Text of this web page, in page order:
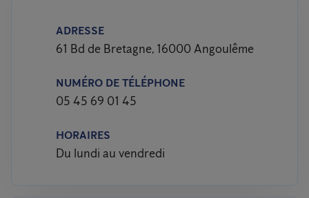
ADRESSE
61 Bd de Bretagne, 16000 Angoulême
NUMÉRO DE TÉLÉPHONE
05 45 69 01 45
HORAIRES
Du lundi au vendredi